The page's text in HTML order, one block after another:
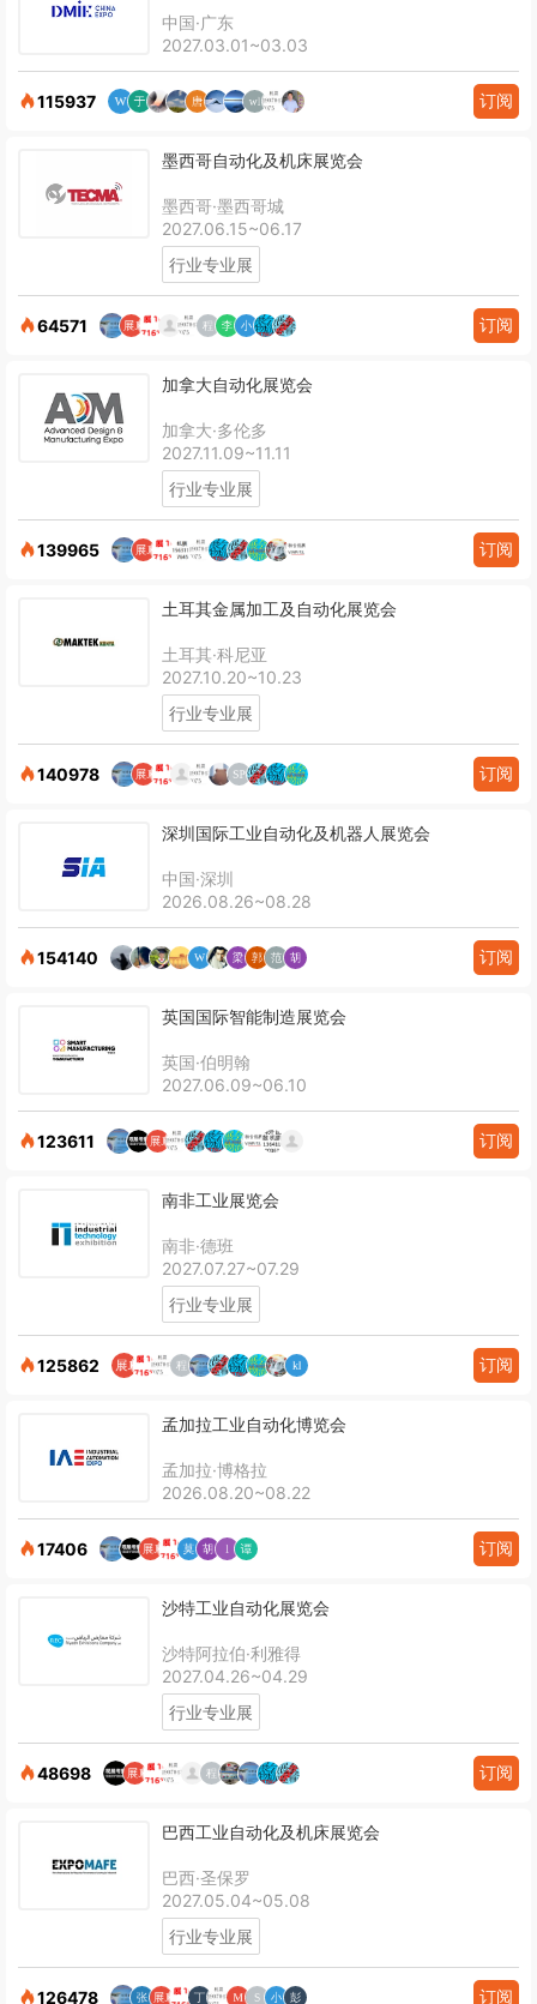
中国·广东
2027.03.01~03.03
115937 订阅
墨西哥自动化及机床展览会
墨西哥·墨西哥城
2027.06.15~06.17
行业专业展
64571 订阅
加拿大自动化展览会
加拿大·多伦多
2027.11.09~11.11
行业专业展
139965 订阅
土耳其金属加工及自动化展览会
土耳其·科尼亚
2027.10.20~10.23
行业专业展
140978 订阅
深圳国际工业自动化及机器人展览会
中国·深圳
2026.08.26~08.28
154140 订阅
英国国际智能制造展览会
英国·伯明翰
2027.06.09~06.10
123611 订阅
南非工业展览会
南非·德班
2027.07.27~07.29
行业专业展
125862 订阅
孟加拉工业自动化博览会
孟加拉·博格拉
2026.08.20~08.22
17406 订阅
沙特工业自动化展览会
沙特阿拉伯·利雅得
2027.04.26~04.29
行业专业展
48698 订阅
巴西工业自动化及机床展览会
巴西·圣保罗
2027.05.04~05.08
行业专业展
126478 订阅